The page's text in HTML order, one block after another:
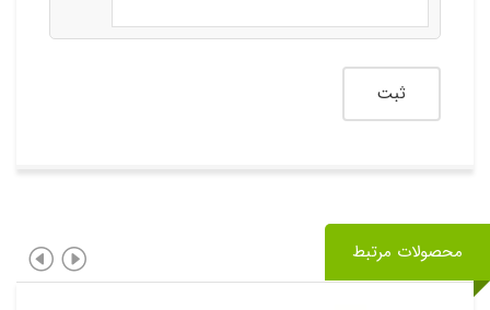
محصولات مرتبط